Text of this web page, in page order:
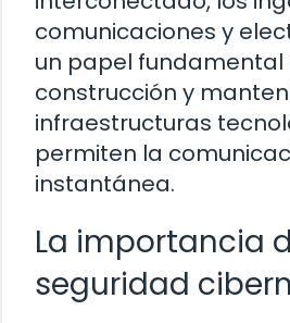
comunicaciones y
un papel fundamental
construcción y
infraestructuras
permiten la
instantánea.
La importancia
seguridad